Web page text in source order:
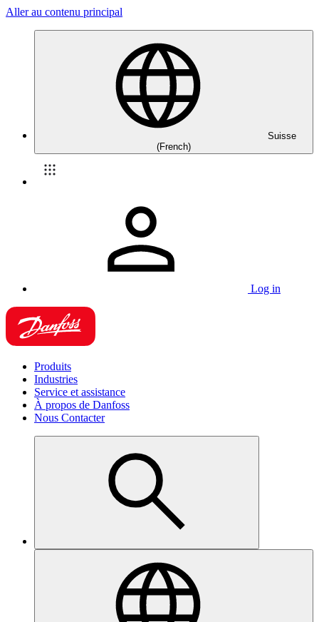
Aller au contenu principal
Suisse
(French)
Log in
Produits
Industries
Service et assistance
À propos de Danfoss
Nous Contacter